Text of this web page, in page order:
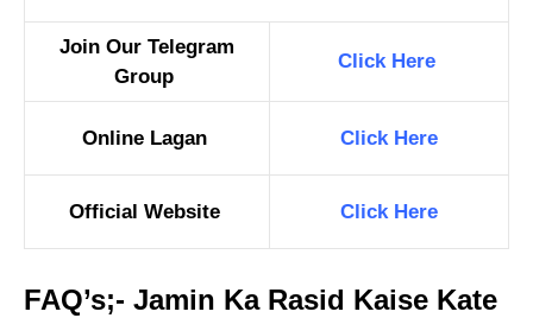
Join Our Telegram
Group
Click Here
Online Lagan Click Here
Official Website Click Here
FAQ’s;- Jamin Ka Rasid Kaise Kate